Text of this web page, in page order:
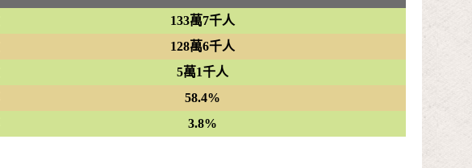
133萬7千人
128萬6千人
5萬1千人
58.4%
3.8%